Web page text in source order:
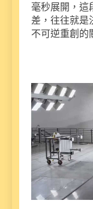
毫秒展開，這
差，往往就是
不可逆重創的